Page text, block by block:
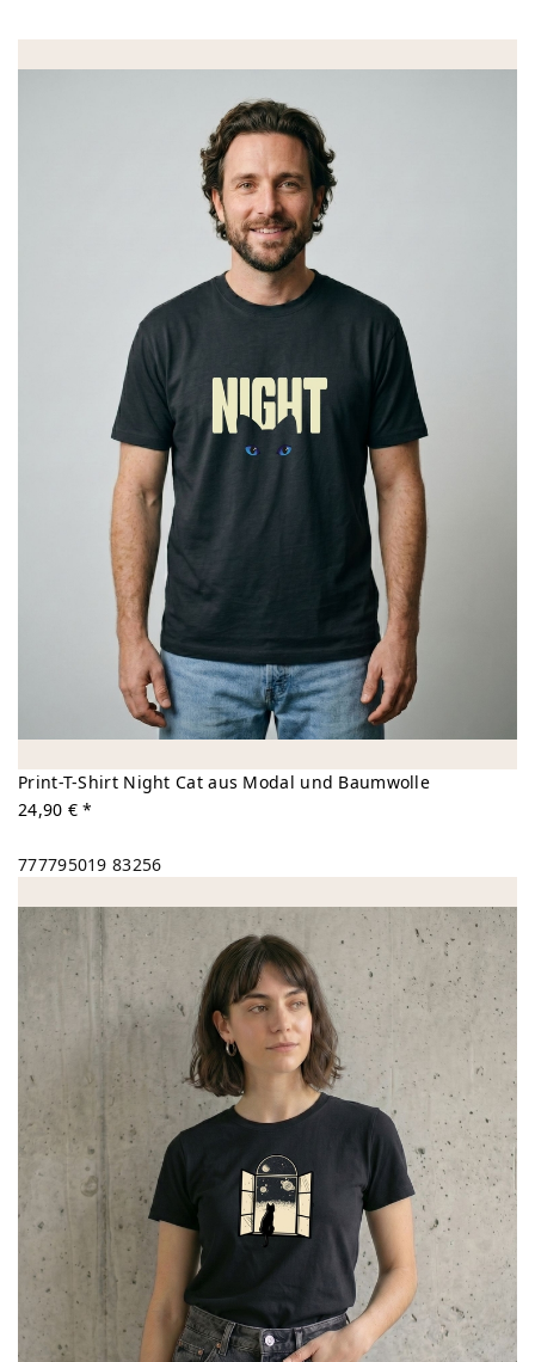
Print-T-Shirt Night Cat aus Modal und Baumwolle
24,90 € *
777795019 83256